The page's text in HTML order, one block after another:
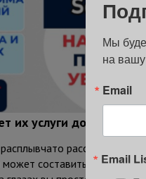
их услуги до
рассказать об
может составить тысячи
Мы
на
Email
Email